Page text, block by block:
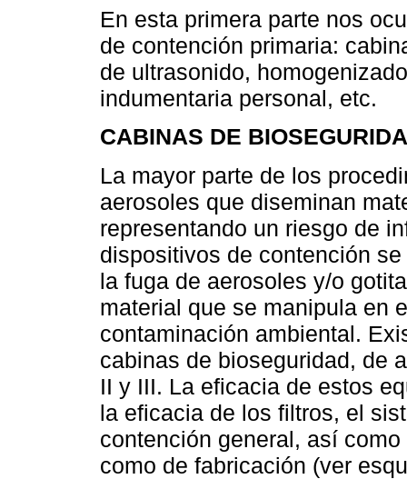
En esta primera parte nos
de contención primaria:
de ultrasonido,
indumentaria personal, etc.
CABINAS DE
La mayor parte de los
aerosoles que diseminan
representando un riesgo de
dispositivos de contención
la fuga de aerosoles y/o
material que se manipula en
contaminación ambiental.
cabinas de bioseguridad, de
II y III. La eficacia de estos
la eficacia de los filtros, el
contención general, así
como de fabricación (ver